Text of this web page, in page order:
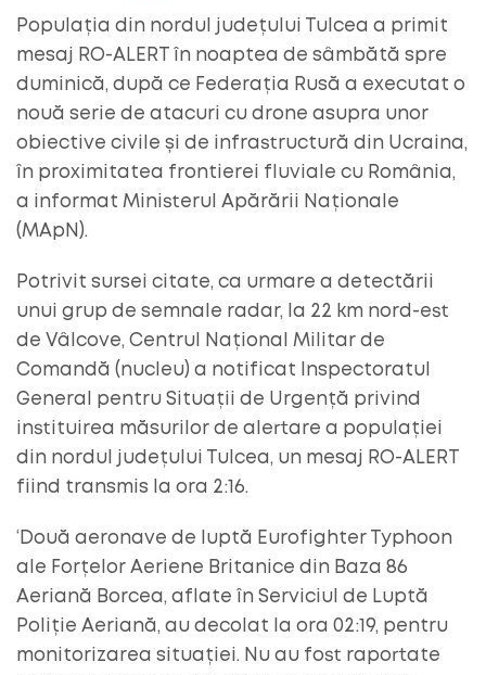
Populația din nordul județului Tulcea a primit
mesaj RO-ALERT în noaptea de sâmbătă spre
duminică, după ce Federația Rusă a executat o
nouă serie de atacuri cu drone asupra unor
obiective civile și de infrastructură din Ucraina,
în proximitatea frontierei fluviale cu România,
a informat Ministerul Apărării Naționale
(MApN).
Potrivit sursei citate, ca urmare a detectării
unui grup de semnale radar, la 22 km nord-est
de Vâlcove, Centrul Național Militar de
Comandă (nucleu) a notificat Inspectoratul
General pentru Situații de Urgență privind
instituirea măsurilor de alertare a populației
din nordul județului Tulcea, un mesaj RO-ALERT
fiind transmis la ora 2:16.
‘Două aeronave de luptă Eurofighter Typhoon
ale Forțelor Aeriene Britanice din Baza 86
Aeriană Borcea, aflate în Serviciul de Luptă
Poliție Aeriană, au decolat la ora 02:19, pentru
monitorizarea situației. Nu au fost raportate